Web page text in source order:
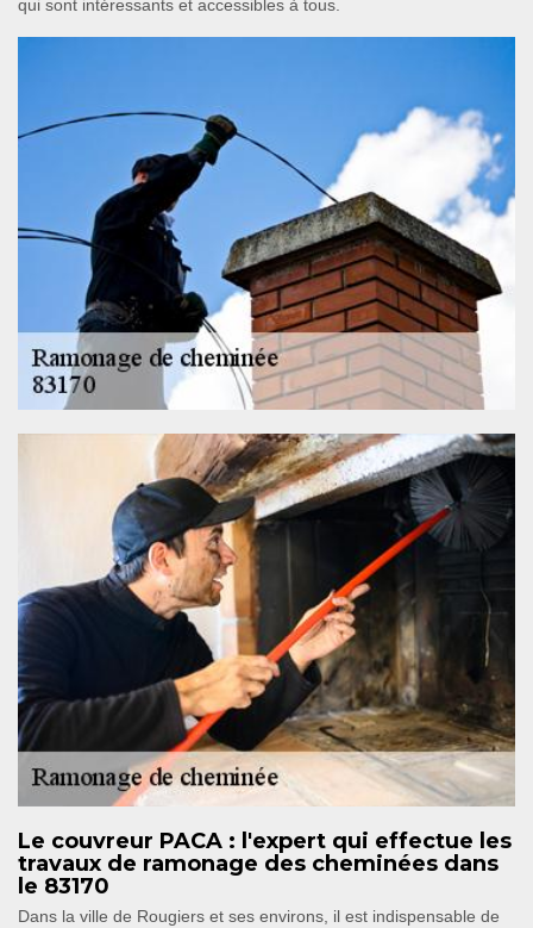
qui sont intéressants et accessibles à tous.
Le couvreur PACA : l'expert qui effectue les
travaux de ramonage des cheminées dans
le 83170
Dans la ville de Rougiers et ses environs, il est indispensable de